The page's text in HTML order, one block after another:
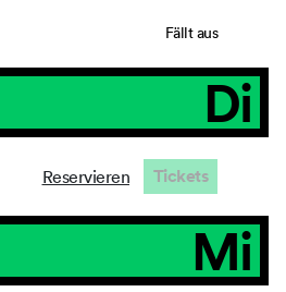
Fällt aus
Di
Reservieren Tickets
Mi